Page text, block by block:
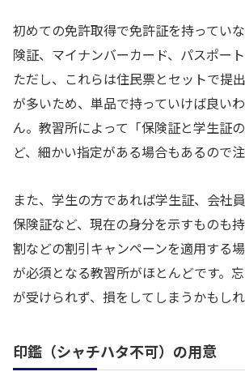
初めての免許取得で免許証を持ってい
険証、マイナンバーカード、パスポート
ただし、これらは住民票とセットで提
が多いため、単品で持っていけば良い
ん。教習所によって「保険証と学生証
ど、細かい指定がある場合もあるので注
また、学生の方であれば学生証、会社
保険証など、現在の身分を示すものも
割などの割引キャンペーンを適用する
が必須となる教習所がほとんどです。
が受けられず、損をしてしまうかもしれ
印鑑（シャチハタ不可）の用意